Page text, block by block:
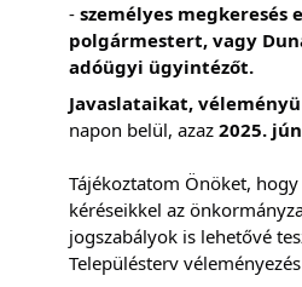
- személyes megkeresés
polgármestert, vagy
adóügyi ügyintézőt.
Javaslataikat,
napon belül, azaz 2025.
Tájékoztatom Önöket,
kéréseikkel az
jogszabályok is lehetővé
Településterv